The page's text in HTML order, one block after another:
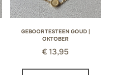
GEBOORTESTEEN GOUD |
OKTOBER
€ 13,95